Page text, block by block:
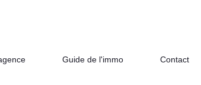
Guide de l'immo Contact